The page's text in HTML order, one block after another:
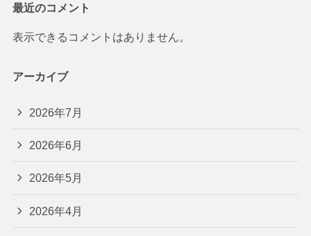
最近のコメント
表示できるコメントはありません。
アーカイブ
2026年7月
2026年6月
2026年5月
2026年4月